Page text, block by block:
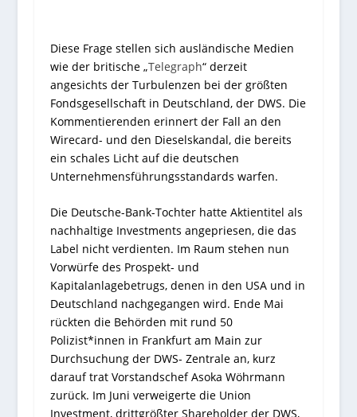
Diese Frage stellen sich ausländische Medien
wie der britische „Telegraph“ derzeit
angesichts der Turbulenzen bei der größten
Fondsgesellschaft in Deutschland, der DWS. Die
Kommentierenden erinnert der Fall an den
Wirecard- und den Dieselskandal, die bereits
ein schales Licht auf die deutschen
Unternehmensführungsstandards warfen.
Die Deutsche-Bank-Tochter hatte Aktientitel als
nachhaltige Investments angepriesen, die das
Label nicht verdienten. Im Raum stehen nun
Vorwürfe des Prospekt- und
Kapitalanlagebetrugs, denen in den USA und in
Deutschland nachgegangen wird. Ende Mai
rückten die Behörden mit rund 50
Polizist*innen in Frankfurt am Main zur
Durchsuchung der DWS- Zentrale an, kurz
darauf trat Vorstandschef Asoka Wöhrmann
zurück. Im Juni verweigerte die Union
Investment, drittgrößter Shareholder der DWS,